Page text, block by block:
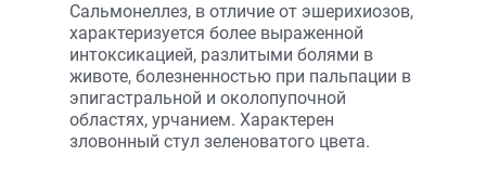
Сальмонеллез, в отличие от эшерихиозов,
характеризуется более выраженной
интоксикацией, разлитыми болями в
животе, болезненностью при пальпации в
эпигастральной и околопупочной
областях, урчанием. Характерен
зловонный стул зеленоватого цвета.